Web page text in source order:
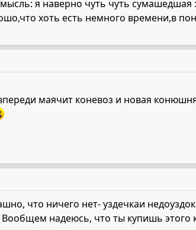
я наверно чуть чуть
хоть есть немного времени,в
маячит коневоз и новая
что ничего нет- уздечкаи
надеюсь, что ты купишь этого